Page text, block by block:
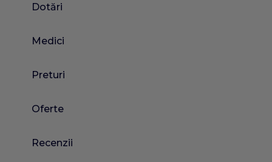
Dotări
Medici
Preturi
Oferte
Recenzii